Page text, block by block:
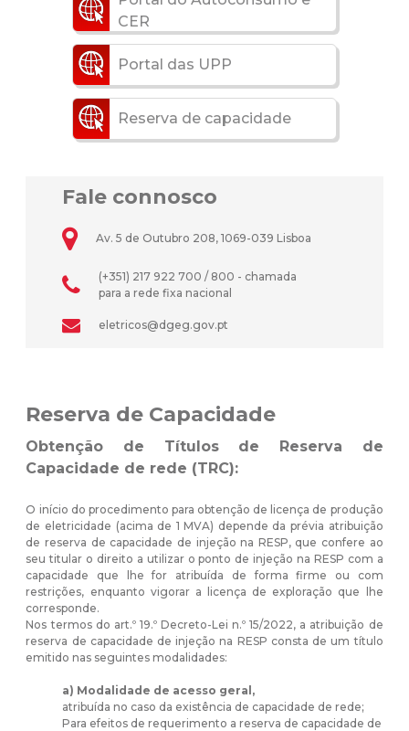
CER
Portal das UPP
Reserva de capacidade
Fale connosco
Av. 5 de Outubro 208, 1069-039 Lisboa
(+351) 217 922 700 / 800 - chamada
para a rede fixa nacional
eletricos@dgeg.gov.pt
Reserva de Capacidade
Obtenção de Títulos de Reserva de
Capacidade de rede (TRC):
O início do procedimento para obtenção de licença de produção
de eletricidade (acima de 1 MVA) depende da prévia atribuição
de reserva de capacidade de injeção na RESP, que confere ao
seu titular o direito a utilizar o ponto de injeção na RESP com a
capacidade que lhe for atribuída de forma firme ou com
restrições, enquanto vigorar a licença de exploração que lhe
corresponde.
Nos termos do art.º 19.º Decreto-Lei n.º 15/2022, a atribuição de
reserva de capacidade de injeção na RESP consta de um título
emitido nas seguintes modalidades:
a) Modalidade de acesso geral,
atribuída no caso da existência de capacidade de rede;
Para efeitos de requerimento a reserva de capacidade de